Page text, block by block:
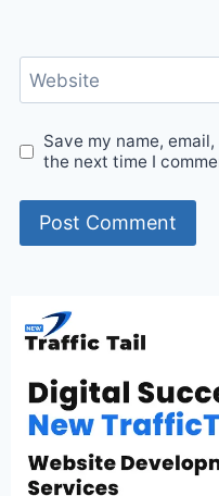
Website
Save my name,
the next time I